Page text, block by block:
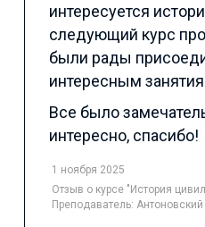
интересуется
следующий курс
были рады
интересным
Все было
интересно, спасибо!
1 ноября 2025
Отзыв о курсе "История
Преподаватель: Антоновский